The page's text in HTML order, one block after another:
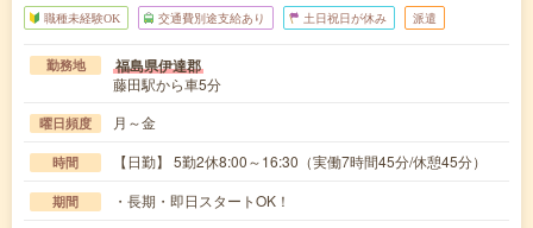
職種未経験OK 交通費別途支給あり 土日祝日が休み 派遣
勤務地 福島県伊達郡
藤田駅から車5分
曜日頻度 月～金
時間 【日勤】 5勤2休8:00～16:30（実働7時間45分/休憩45分）
期間 ・長期・即日スタートOK！